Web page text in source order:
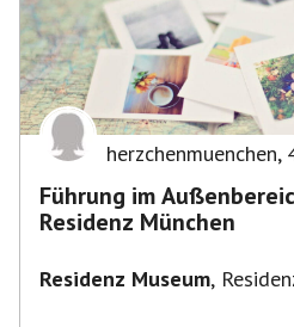
herzchenmuenchen,
Führung im
Residenz München
Residenz Museum,